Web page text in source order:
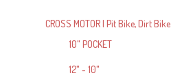
CROSS MOTOR | Pit Bike, Dirt Bike
10" POCKET
12" - 10"